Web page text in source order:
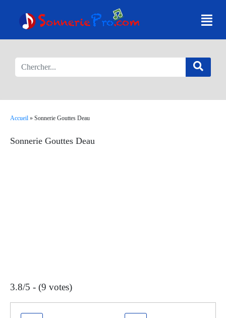
Accueil » Sonnerie Gouttes Deau
Sonnerie Gouttes Deau
3.8/5 - (9 votes)